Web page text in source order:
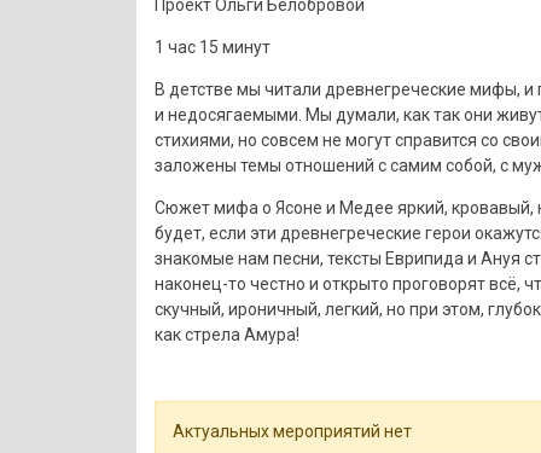
Проект Ольги Белобровой
1 час 15 минут
В детстве мы читали древнегреческие мифы,
и недосягаемыми. Мы думали, как так они
стихиями, но совсем не могут справится со
заложены темы отношений с самим собой, с
Сюжет мифа о Ясоне и Медее яркий, кровавый,
будет, если эти древнегреческие герои
знакомые нам песни, тексты Еврипида и Ануя
наконец-то честно и открыто проговорят всё,
скучный, ироничный, легкий, но при этом,
как стрела Амура!
Актуальных мероприятий нет